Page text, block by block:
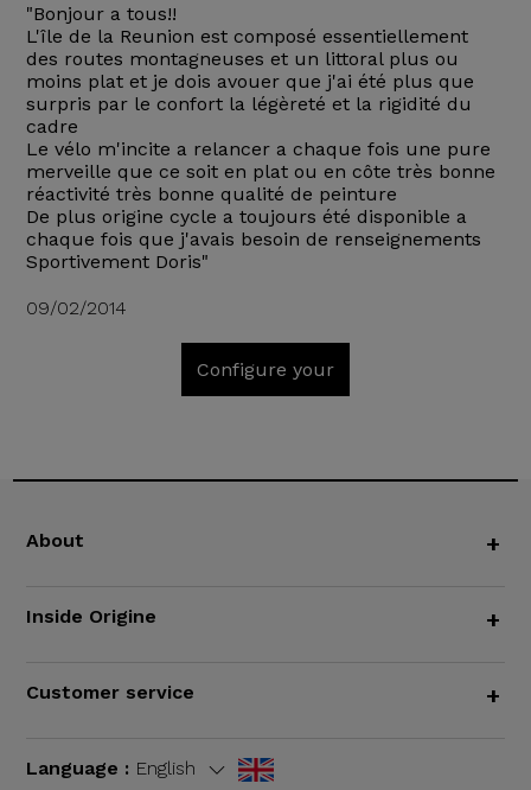
"Bonjour a tous!!
L'île de la Reunion est composé essentiellement
des routes montagneuses et un littoral plus ou
moins plat et je dois avouer que j'ai été plus que
surpris par le confort la légèreté et la rigidité du
cadre
Le vélo m'incite a relancer a chaque fois une pure
merveille que ce soit en plat ou en côte très bonne
réactivité très bonne qualité de peinture
De plus origine cycle a toujours été disponible a
chaque fois que j'avais besoin de renseignements
Sportivement Doris"
09/02/2014
Configure your
About +
Inside Origine +
Customer service +
Language : English